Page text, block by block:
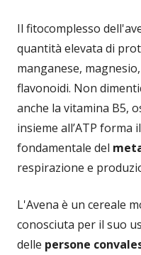
Il fitocomplesso
quantità elevata di
manganese,
flavonoidi. Non
anche la vitamina B5,
insieme all’ATP forma il
fondamentale del
respirazione e
L'Avena è un cereale
conosciuta per il suo
delle persone